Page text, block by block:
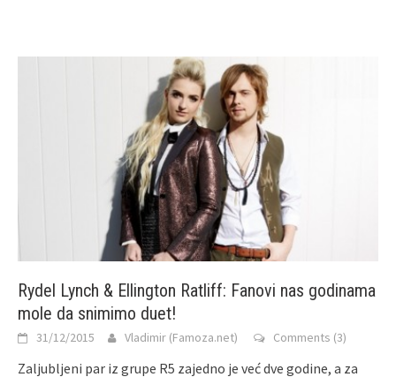
Rydel Lynch & Ellington Ratliff: Fanovi nas godinama
mole da snimimo duet!
31/12/2015 Vladimir (Famoza.net) Comments (3)
Zaljubljeni par iz grupe R5 zajedno je već dve godine, a za